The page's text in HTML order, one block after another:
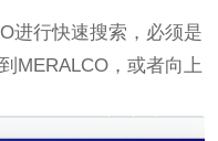
进行快速搜索，必须是
MERALCO，或者向上